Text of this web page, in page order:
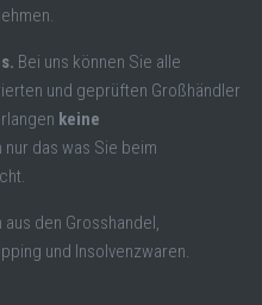
Bei uns können Sie alle
und geprüften Großhändler
keine
nur das was Sie beim
den Grosshandel,
und Insolvenzwaren.